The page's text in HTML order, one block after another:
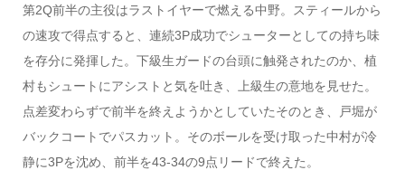
第2Q前半の主役はラストイヤーで燃える中野。スティールから
の速攻で得点すると、連続3P成功でシューターとしての持ち味
を存分に発揮した。下級生ガードの台頭に触発されたのか、植
村もシュートにアシストと気を吐き、上級生の意地を見せた。
点差変わらずで前半を終えようかとしていたそのとき、戸堀が
バックコートでパスカット。そのボールを受け取った中村が冷
静に3Pを沈め、前半を43-34の9点リードで終えた。